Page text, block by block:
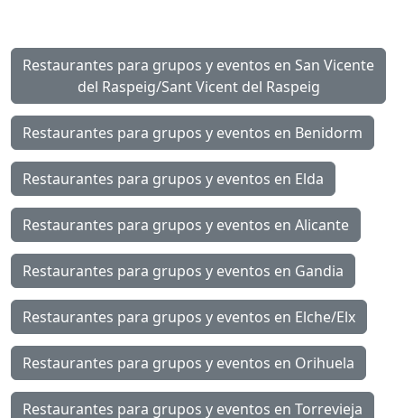
Restaurantes para grupos y eventos en San Vicente
del Raspeig/Sant Vicent del Raspeig
Restaurantes para grupos y eventos en Benidorm
Restaurantes para grupos y eventos en Elda
Restaurantes para grupos y eventos en Alicante
Restaurantes para grupos y eventos en Gandia
Restaurantes para grupos y eventos en Elche/Elx
Restaurantes para grupos y eventos en Orihuela
Restaurantes para grupos y eventos en Torrevieja